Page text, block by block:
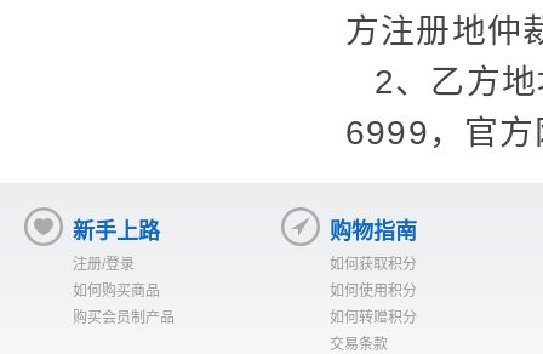
方注册地仲
2、乙方
6999，官方
新手上路
注册/登录
如何购买商品
购买会员制产品
购物指南
如何获取积分
如何使用积分
如何转赠积分
交易条款